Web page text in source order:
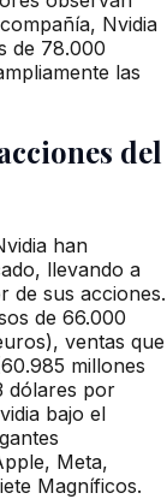
Nvidia
de 78.000
las
del
han
llevando a
de sus acciones.
de 66.000
ventas que
millones
dólares por
bajo el
Meta,
Magníficos.